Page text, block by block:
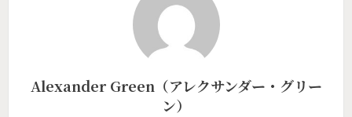
Alexander Green（アレクサンダー・グリー
ン）